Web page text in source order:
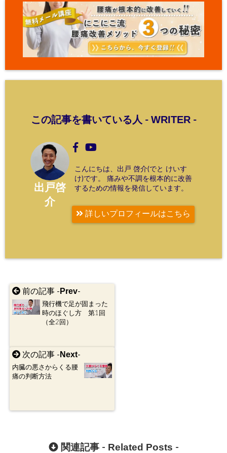
この記事を書いている人 - WRITER-
出戸啓
介
こんにちは、出戸 啓介(でと けいす
け)です。 痛みや不調を根本的に改善
するための情報を発信しています。
詳しいプロフィールはこちら
前の記事 - Prev-
飛行機で足が固まった
時のほぐし方 第1回
（全2回）
次の記事 - Next-
内臓の悪さからくる腰
痛の判断方法
関連記事 - Related Posts -